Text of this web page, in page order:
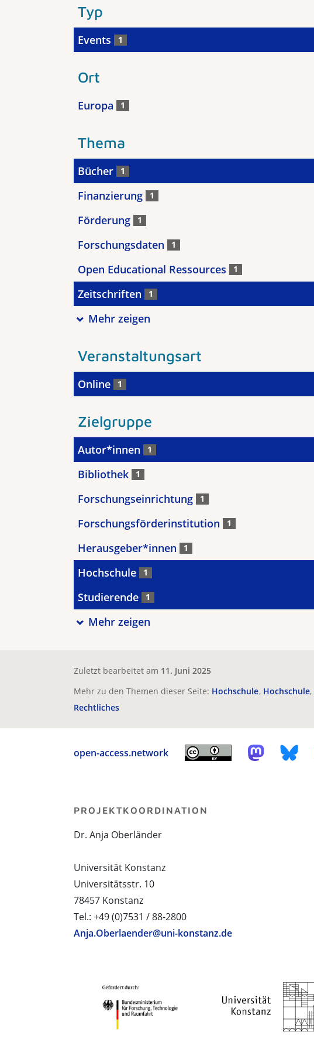
Typ
Events 1
Ort
Europa 1
Thema
Bücher 1
Finanzierung 1
Förderung 1
Forschungsdaten 1
Open Educational Ressources 1
Zeitschriften 1
Mehr zeigen
Veranstaltungsart
Online 1
Zielgruppe
Autor*innen 1
Bibliothek 1
Forschungseinrichtung 1
Forschungsförderinstitution 1
Herausgeber*innen 1
Hochschule 1
Studierende 1
Mehr zeigen
Zuletzt bearbeitet am 11. Juni 2025
Mehr zu den Themen dieser Seite: Hochschule Hochschule
Rechtliches
open-access.network
PROJEKTKOORDINATION
Dr. Anja Oberländer
Universität Konstanz
Universitätsstr. 10
78457 Konstanz
Tel.: +49 (0)7531 / 88-2800
Anja.Oberlaender@uni-konstanz.de